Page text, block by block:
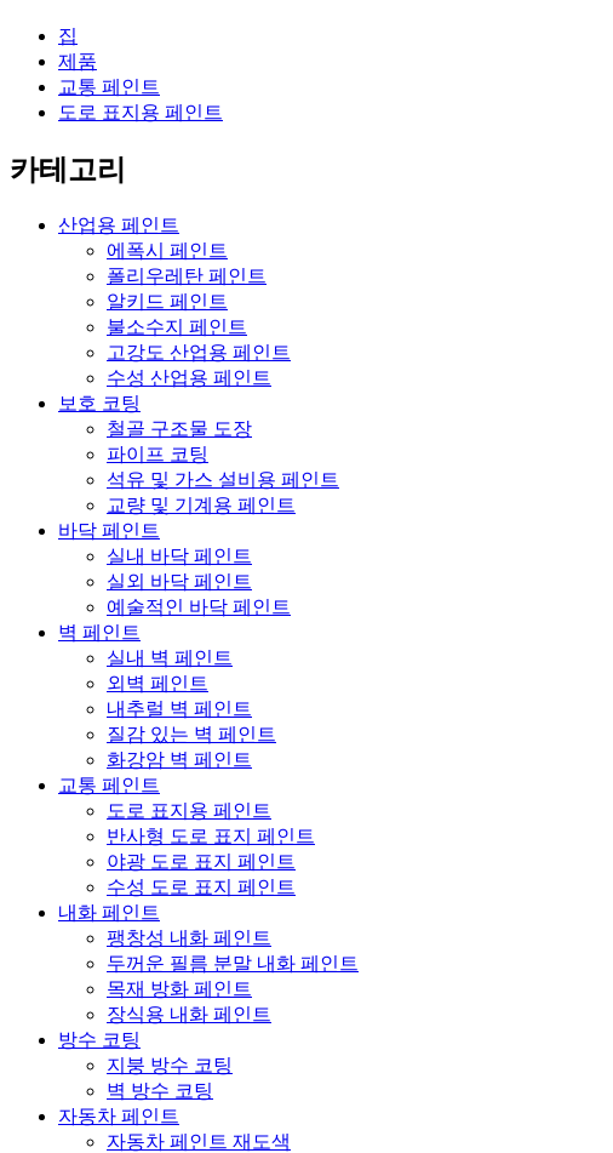
집
제품
교통 페인트
도로 표지용 페인트
카테고리
산업용 페인트
에폭시 페인트
폴리우레탄 페인트
알키드 페인트
불소수지 페인트
고강도 산업용 페인트
수성 산업용 페인트
보호 코팅
철골 구조물 도장
파이프 코팅
석유 및 가스 설비용 페인트
교량 및 기계용 페인트
바닥 페인트
실내 바닥 페인트
실외 바닥 페인트
예술적인 바닥 페인트
벽 페인트
실내 벽 페인트
외벽 페인트
내추럴 벽 페인트
질감 있는 벽 페인트
화강암 벽 페인트
교통 페인트
도로 표지용 페인트
반사형 도로 표지 페인트
야광 도로 표지 페인트
수성 도로 표지 페인트
내화 페인트
팽창성 내화 페인트
두꺼운 필름 분말 내화 페인트
목재 방화 페인트
장식용 내화 페인트
방수 코팅
지붕 방수 코팅
벽 방수 코팅
자동차 페인트
자동차 페인트 재도색